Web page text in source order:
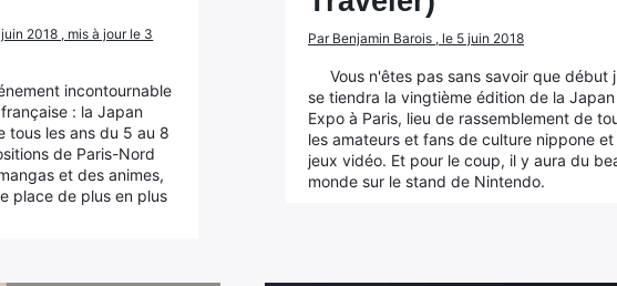
2018 , mis à jour le 3
incontournable
: la Japan
tous les ans du 5 au 8
de Paris-Nord
et des animes,
place de plus en plus
Par Benjamin Barois , le 5 juin 2018
Vous n'êtes pas sans savoir que début
se tiendra la vingtième édition de la Japan
Expo à Paris, lieu de rassemblement de
les amateurs et fans de culture nippone
jeux vidéo. Et pour le coup, il y aura du
monde sur le stand de Nintendo.